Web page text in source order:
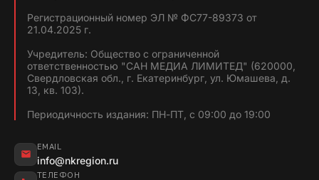
Регистрационный номер ЭЛ № ФС77-89373 от
21.04.2025 г.
Учредитель: Общество с ограниченной
ответственностью "САН МЕДИА ЛИМИТЕД" (620000,
Свердловская обл., г. Екатеринбург, ул. Юмашева, д.
13, кв. 103).
Периодичность издания: ПН-ПТ, с 09:00 до 19:00
EMAIL
info@nkregion.ru
ТЕЛЕФОН